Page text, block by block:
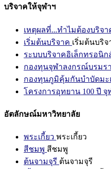
บริจาคให้จุฬาฯ
เหตุผลที่...ทำไมต้องบริจ
เริ่มต้นบริจาค เริ่มต้นบริจ
ระบบบริจาคอิเล็กทรอนิก
กองทุนจุฬาลงกรณ์บรมร
กองทุนภูมิคุ้มกันบำบัดมะ
โครงการอุทยาน 100 ปี
อัตลักษณ์มหาวิทยาลัย
พระเกี้ยว พระเกี้ยว
สีชมพู สีชมพู
ต้นจามจุรี ต้นจามจุรี